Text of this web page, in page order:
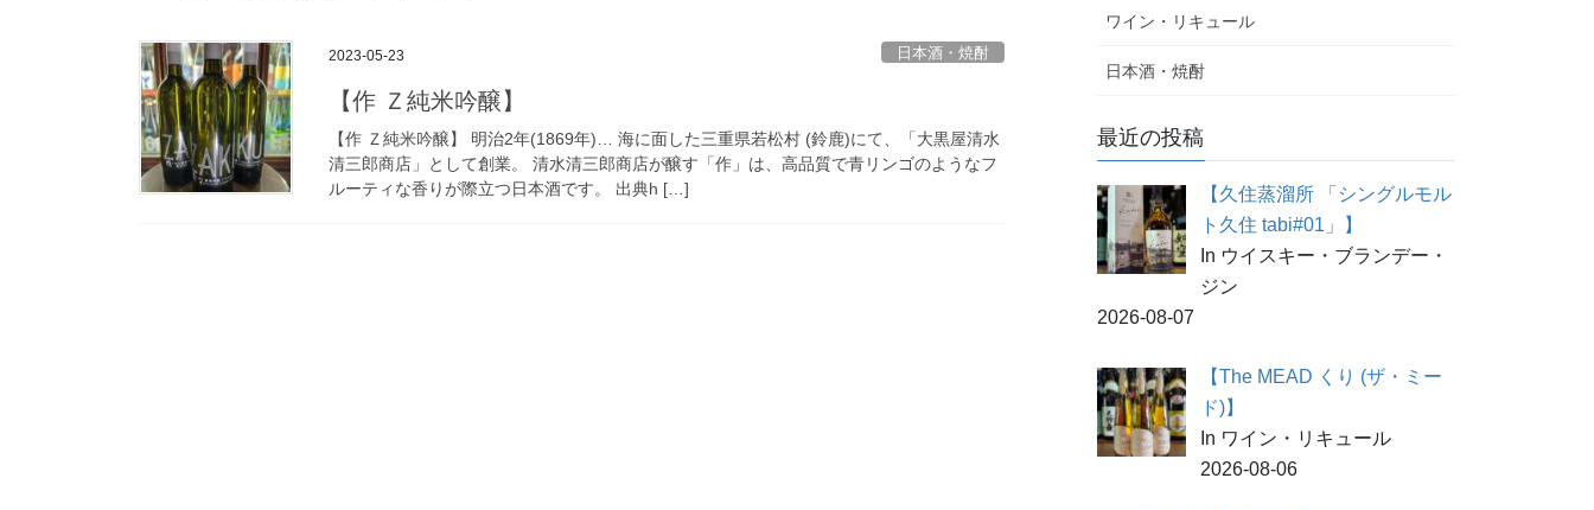
2023-05-23 日本酒・焼酎
【作 Ｚ純米吟醸】
【作 Ｚ純米吟醸】 明治2年(1869年)… 海に面した三重県若松村 (鈴鹿)にて、「大黒屋清水
清三郎商店」として創業。 清水清三郎商店が醸す「作」は、高品質で青リンゴのようなフ
ルーティな香りが際立つ日本酒です。 出典h […]
ワイン・リキュール
日本酒・焼酎
最近の投稿
【久住蒸溜所 「シングルモル
ト久住 tabi#01」】
In ウイスキー・ブランデー・
ジン
2026-08-07
【The MEAD くり (ザ・ミー
ド)】
In ワイン・リキュール
2026-08-06